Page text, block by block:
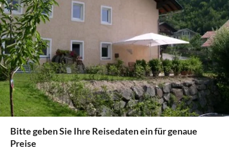
Bitte geben Sie Ihre Reisedaten ein für genaue
Preise